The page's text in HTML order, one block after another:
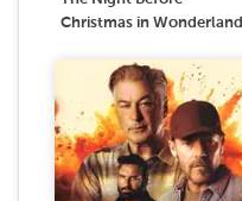
Christmas in Wonderland